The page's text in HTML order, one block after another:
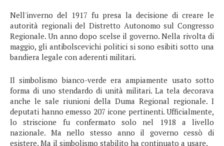
Nell'inverno del 1917 fu presa la decisione di creare le
autorità regionali del Distretto Autonomo sul Congresso
Regionale. Un anno dopo scelse il governo. Nella rivolta di
maggio, gli antibolscevichi politici si sono esibiti sotto una
bandiera legale con aderenti militari.
Il simbolismo bianco-verde era ampiamente usato sotto
forma di uno stendardo di unità militari. La tela decorava
anche le sale riunioni della Duma Regional regionale. I
deputati hanno emesso 207 icone pertinenti. Ufficialmente,
lo striscione fu confermato solo nel 1918 a livello
nazionale. Ma nello stesso anno il governo cessò di
esistere. Ma il simbolismo stabilito ha continuato a usare.